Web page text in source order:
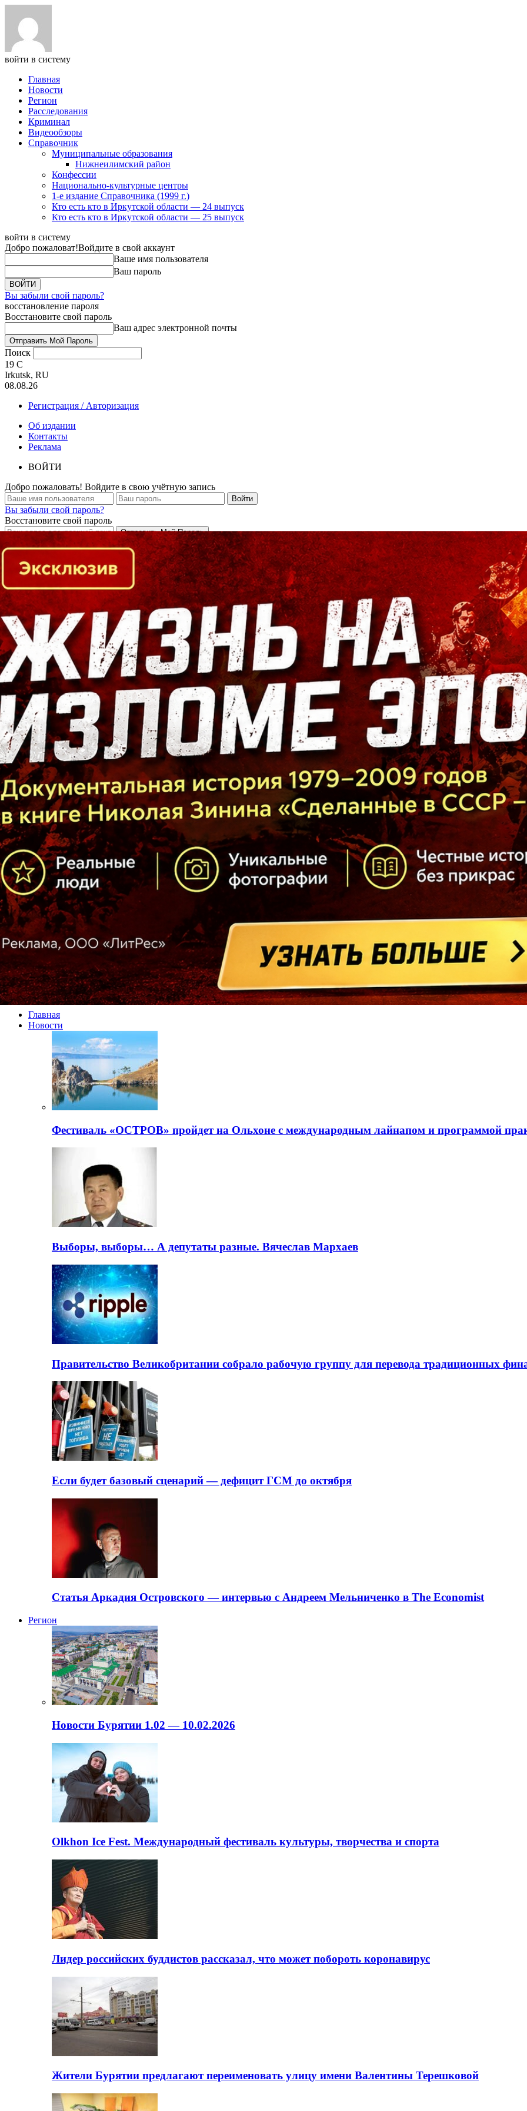
войти в систему
Главная
Новости
Регион
Расследования
Криминал
Видеообзоры
Справочник
Муниципальные образования
Нижнеилимский район
Конфессии
Национально-культурные центры
1-е издание Справочника (1999 г.)
Кто есть кто в Иркутской области — 24 выпуск
Кто есть кто в Иркутской области — 25 выпуск
войти в систему
Добро пожаловат!Войдите в свой аккаунт
Ваше имя пользователя
Ваш пароль
Вы забыли свой пароль?
восстановление пароля
Восстановите свой пароль
Ваш адрес электронной почты
Поиск
19 C
Irkutsk, RU
08.08.26
Регистрация / Авторизация
Об издании
Контакты
Реклама
ВОЙТИ
Добро пожаловать! Войдите в свою учётную запись
Вы забыли свой пароль?
Восстановите свой пароль
Кто есть кто в Байкальском регионе
Главная
Новости
Фестиваль «ОСТРОВ» пройдет на Ольхоне с международным лайнапом и программой
Выборы, выборы… А депутаты разные. Вячеслав Мархаев
Правительство Великобритании собрало рабочую группу для перевода традиционных
Если будет базовый сценарий — дефицит ГСМ до октября
Статья Аркадия Островского — интервью с Андреем Мельниченко в The Economist
Регион
Новости Бурятии 1.02 — 10.02.2026
Olkhon Ice Fest. Международный фестиваль культуры, творчества и спорта
Лидер российских буддистов рассказал, что может побороть коронавирус
Жители Бурятии предлагают переименовать улицу имени Валентины Терешковой